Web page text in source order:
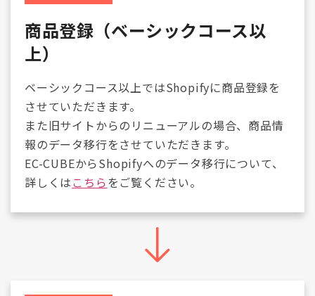
商品登録（ベーシックコース以
上）
ベーシックコース以上ではShopifyに商品登録を
させていただきます。
また旧サイトからのリニューアルの場合、商品情
報のデータ移行をさせていただきます。
EC-CUBEからShopifyへのデータ移行について、
詳しくは こちら をご覧ください。